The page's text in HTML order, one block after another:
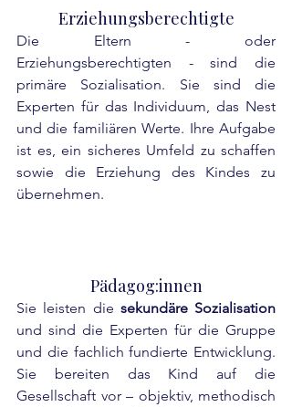
Erziehungsberechtigte
Die Eltern - oder
Erziehungsberechtigten - sind die
primäre Sozialisation. Sie sind die
Experten für das Individuum, das Nest
und die familiären Werte. Ihre Aufgabe
ist es, ein sicheres Umfeld zu schaffen
sowie die Erziehung des Kindes zu
übernehmen.
Pädagog:innen
Sie leisten die sekundäre Sozialisation
und sind die Experten für die Gruppe
und die fachlich fundierte Entwicklung.
Sie bereiten das Kind auf die
Gesellschaft vor – objektiv, methodisch